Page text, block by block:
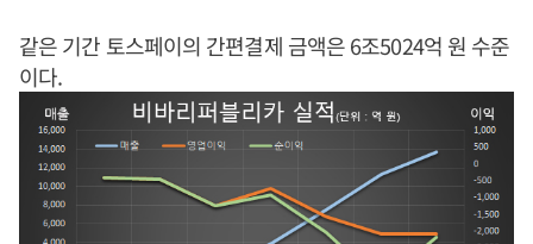
같은 기간 토스페이의 간편결제 금액은 6조5024억 원 수준
이다.